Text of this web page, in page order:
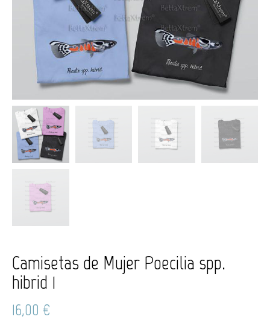
Camisetas de Mujer Poecilia spp.
hibrid 1
16,00 €